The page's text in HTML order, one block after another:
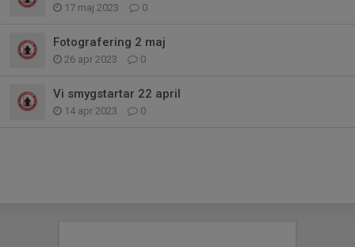
17 maj 2023 0
Fotografering 2 maj
26 apr 2023 0
Vi smygstartar 22 april
14 apr 2023 0